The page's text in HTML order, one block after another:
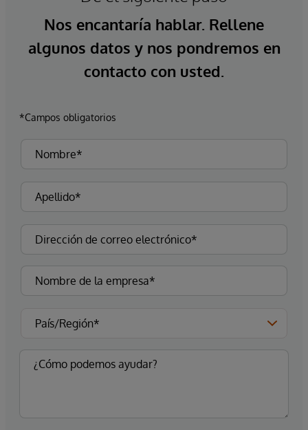
Nos encantaría hablar. Rellene
algunos datos y nos pondremos en
contacto con usted.
*Campos obligatorios